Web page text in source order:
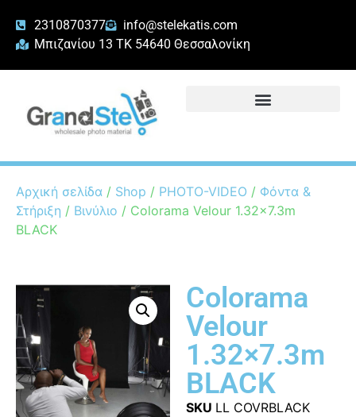
2310870377
info@stelekatis.com
Μπιζανίου 13 ΤΚ 54640 Θεσσαλονίκη
Αρχική σελίδα / Shop / PHOTO-VIDEO / Φόντα &
Στήριξη / Βινύλιο / Colorama Velour 1.32×7.3m
BLACK
Colorama
Velour
1.32×7.3m
BLACK
SKU LL COVRBLACK